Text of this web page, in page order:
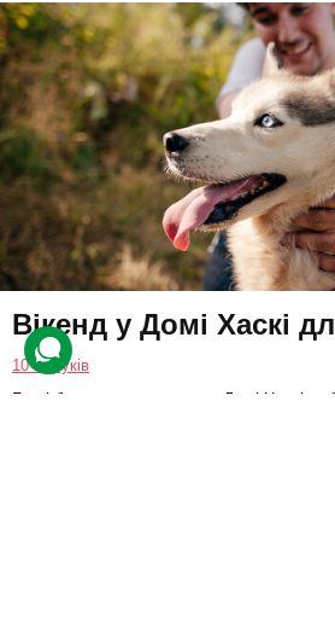
Вікенд у Домі Хаскі
10 відгуків
Гості будуть проживати у «Домі Хаскі»